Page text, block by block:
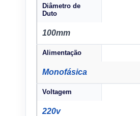
Diâmetro de
Duto
100mm
Alimentação
Monofásica
Voltagem
220v